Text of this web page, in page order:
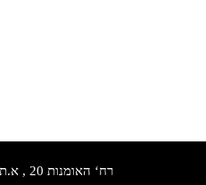
רח‘ האומנות 20 , א.ת חדש נתניה, טלפון: